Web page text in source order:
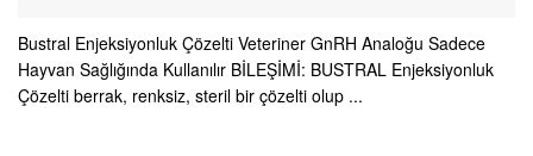
Bustral Enjeksiyonluk Çözelti Veteriner GnRH Analoğu Sadece
Hayvan Sağlığında Kullanılır BİLEŞİMİ: BUSTRAL Enjeksiyonluk
Çözelti berrak, renksiz, steril bir çözelti olup ...